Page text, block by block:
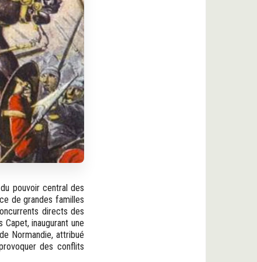
pouvoir central des
de grandes familles
directs des
inaugurant une
Normandie, attribué
des conflits